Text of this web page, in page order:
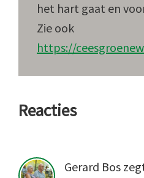
het hart gaat en
Zie ook
https://
Lees
Reacties
Gerard Bos